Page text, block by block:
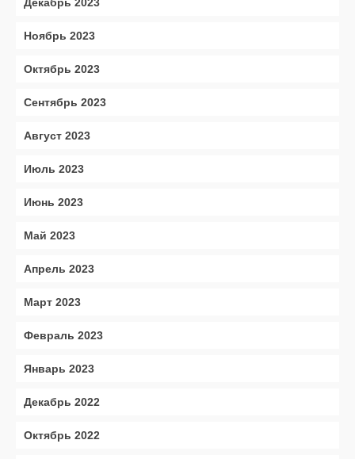
Ноябрь 2023
Октябрь 2023
Сентябрь 2023
Август 2023
Июль 2023
Июнь 2023
Май 2023
Апрель 2023
Март 2023
Февраль 2023
Январь 2023
Декабрь 2022
Октябрь 2022